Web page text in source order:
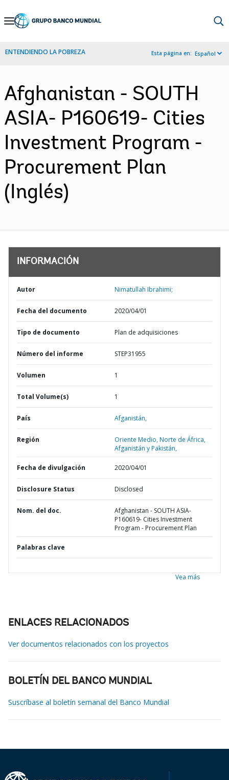
Skip
Navigation
ENTENDIENDO LA POBREZA Esta página en: Español
Afghanistan - SOUTH
ASIA- P160619- Cities
Investment Program -
Procurement Plan
(Inglés)
INFORMACIÓN
Autor Nimatullah Ibrahimi;
Fecha del documento 2020/04/01
Tipo de documento Plan de adquisiciones
Número del informe STEP31955
Volumen 1
Total Volume(s) 1
País Afganistán,
Región
Oriente Medio, Norte de África,
Afganistán y Pakistán,
Fecha de divulgación 2020/04/01
Disclosure Status Disclosed
Nom. del doc.
Afghanistan - SOUTH ASIA-
P160619- Cities Investment
Program - Procurement Plan
Palabras clave
Vea más
ENLACES RELACIONADOS
Ver documentos relacionados con los proyectos
BOLETÍN DEL BANCO MUNDIAL
Suscríbase al boletín semanal del Banco Mundial